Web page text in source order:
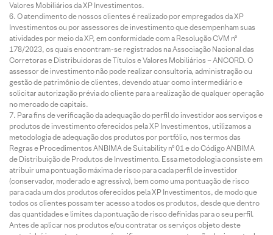
Valores Mobiliários da XP Investimentos.
O atendimento de nossos clientes é realizado por empregados da XP
Investimentos ou por assessores de investimento que desempenham suas
atividades por meio da XP, em conformidade com a Resolução CVM nº
178/2023, os quais encontram-se registrados na Associação Nacional das
Corretoras e Distribuidoras de Títulos e Valores Mobiliários – ANCORD. O
assessor de investimento não pode realizar consultoria, administração ou
gestão de patrimônio de clientes, devendo atuar como intermediário e
solicitar autorização prévia do cliente para a realização de qualquer operação
no mercado de capitais.
Para fins de verificação da adequação do perfil do investidor aos serviços e
produtos de investimento oferecidos pela XP Investimentos, utilizamos a
metodologia de adequação dos produtos por portfólio, nos termos das
Regras e Procedimentos ANBIMA de Suitability nº 01 e do Código ANBIMA
de Distribuição de Produtos de Investimento. Essa metodologia consiste em
atribuir uma pontuação máxima de risco para cada perfil de investidor
(conservador, moderado e agressivo), bem como uma pontuação de risco
para cada um dos produtos oferecidos pela XP Investimentos, de modo que
todos os clientes possam ter acesso a todos os produtos, desde que dentro
das quantidades e limites da pontuação de risco definidas para o seu perfil.
Antes de aplicar nos produtos e/ou contratar os serviços objeto deste